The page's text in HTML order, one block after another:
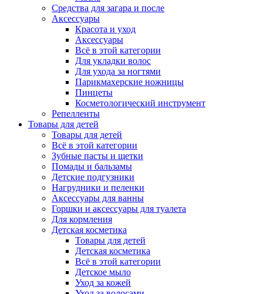
Средства для загара и после
Аксессуары
Красота и уход
Аксессуары
Всё в этой категории
Для укладки волос
Для ухода за ногтями
Парикмахерские ножницы
Пинцеты
Косметологический инструмент
Репелленты
Товары для детей
Товары для детей
Всё в этой категории
Зубные пасты и щетки
Помады и бальзамы
Детские подгузники
Нагрудники и пеленки
Аксессуары для ванны
Горшки и аксессуары для туалета
Для кормления
Детская косметика
Товары для детей
Детская косметика
Всё в этой категории
Детское мыло
Уход за кожей